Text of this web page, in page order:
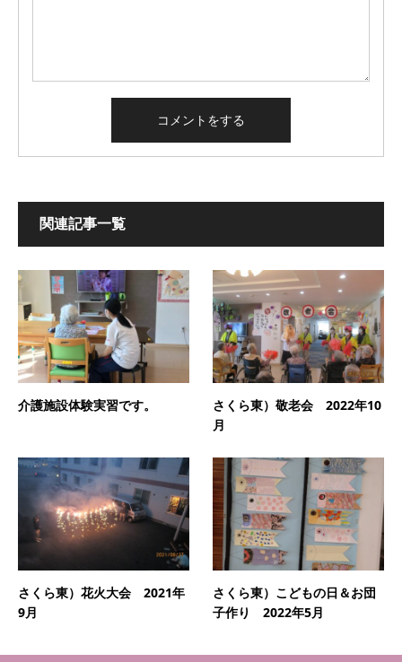
関連記事一覧
介護施設体験実習です。
さくら東）敬老会 2022年10
月
さくら東）花火大会 2021年
9月
さくら東）こどもの日＆お団
子作り 2022年5月